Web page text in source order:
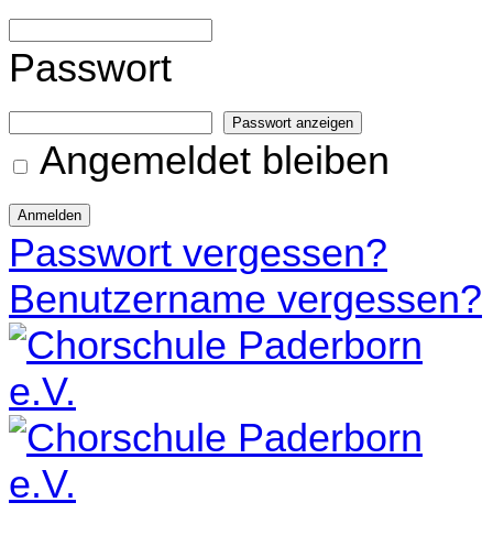
Passwort
Passwort anzeigen
Angemeldet bleiben
Anmelden
Passwort vergessen?
Benutzername vergessen?